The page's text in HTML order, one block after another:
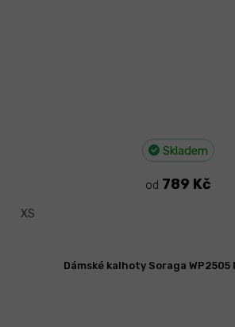
Skladem
od 789 Kč
XS
Dámské kalhoty Soraga WP2505